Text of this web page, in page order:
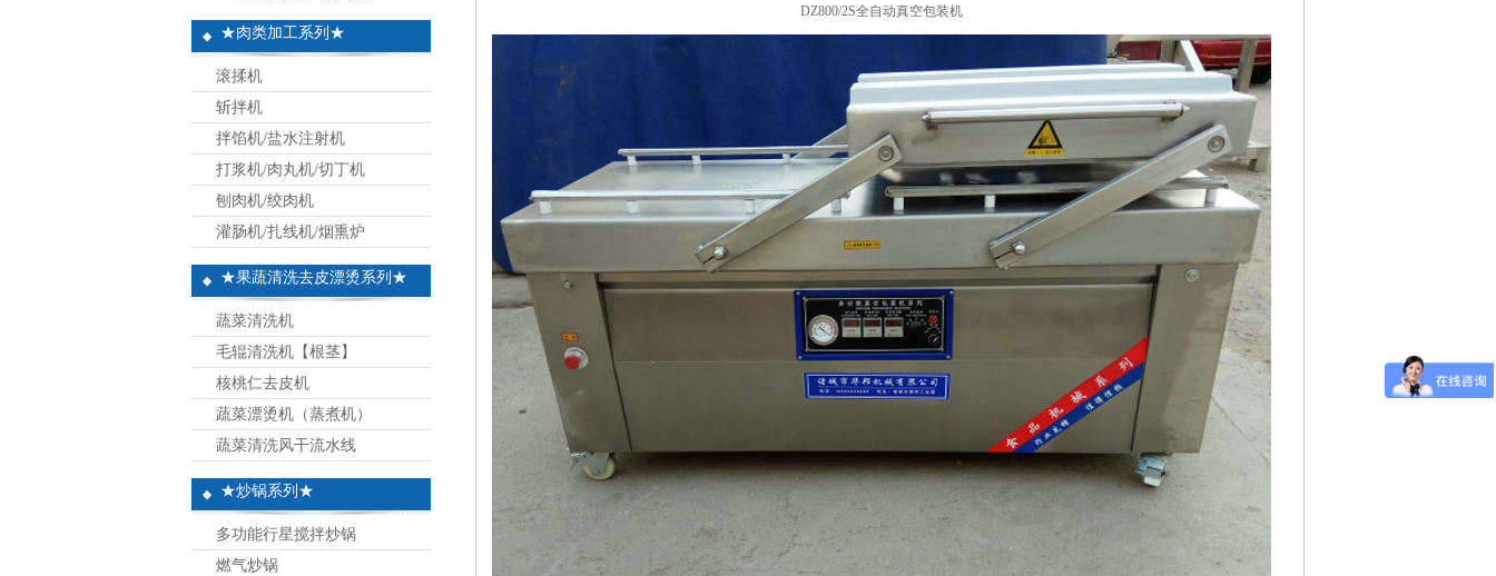
★肉类加工系列★
滚揉机
斩拌机
拌馅机/盐水注射机
打浆机/肉丸机/切丁机
刨肉机/绞肉机
灌肠机/扎线机/烟熏炉
★果蔬清洗去皮漂烫系列★
蔬菜清洗机
毛辊清洗机【根茎】
核桃仁去皮机
蔬菜漂烫机（蒸煮机）
蔬菜清洗风干流水线
★炒锅系列★
多功能行星搅拌炒锅
燃气炒锅
DZ800/2S全自动真空包装机